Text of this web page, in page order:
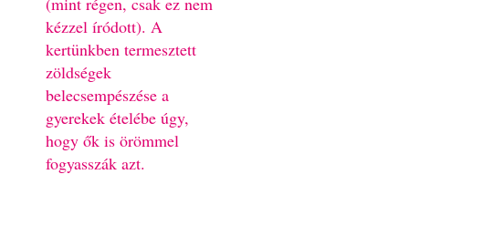
kézzel íródott). A
kertünkben termesztett
zöldségek
belecsempészése a
gyerekek ételébe úgy,
hogy ők is örömmel
fogyasszák azt.